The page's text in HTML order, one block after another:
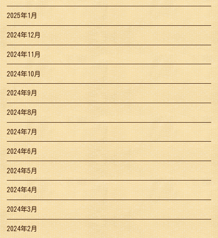
2025年1月
2024年12月
2024年11月
2024年10月
2024年9月
2024年8月
2024年7月
2024年6月
2024年5月
2024年4月
2024年3月
2024年2月